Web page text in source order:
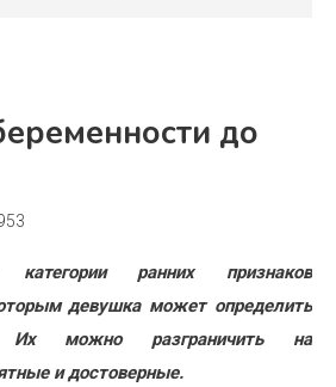
до
ранних признаков
девушка может определить
Их можно разграничить на
и достоверные.